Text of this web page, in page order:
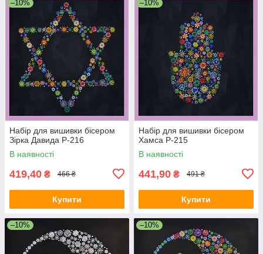
–10%
Набір для вишивки бісером
Зірка Давида Р-216
В наявності
419,40 ₴ 466 ₴
Купити
–10%
Набір для вишивки бісером
Хамса Р-215
В наявності
441,90 ₴ 491 ₴
Купити
–10% –10%